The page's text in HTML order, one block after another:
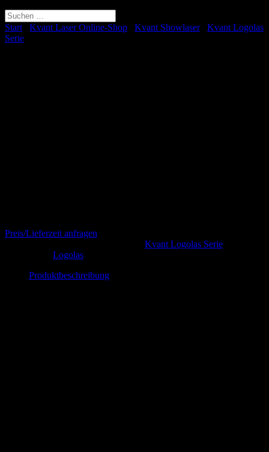
Start Kvant Laser Online-Shop Kvant Showlaser/ Kvant Logolas
Serie
Preis/Lieferzeit anfragen
Kvant Logolas Serie
Logolas
Produktbeschreibung